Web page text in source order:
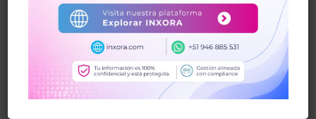
Tuberias PVC/Bronce y Accesorios
/ Llave de
Paso 1 1/2″ de Bronce Kepler
Tuberias PVC/Bronce y Accesorios